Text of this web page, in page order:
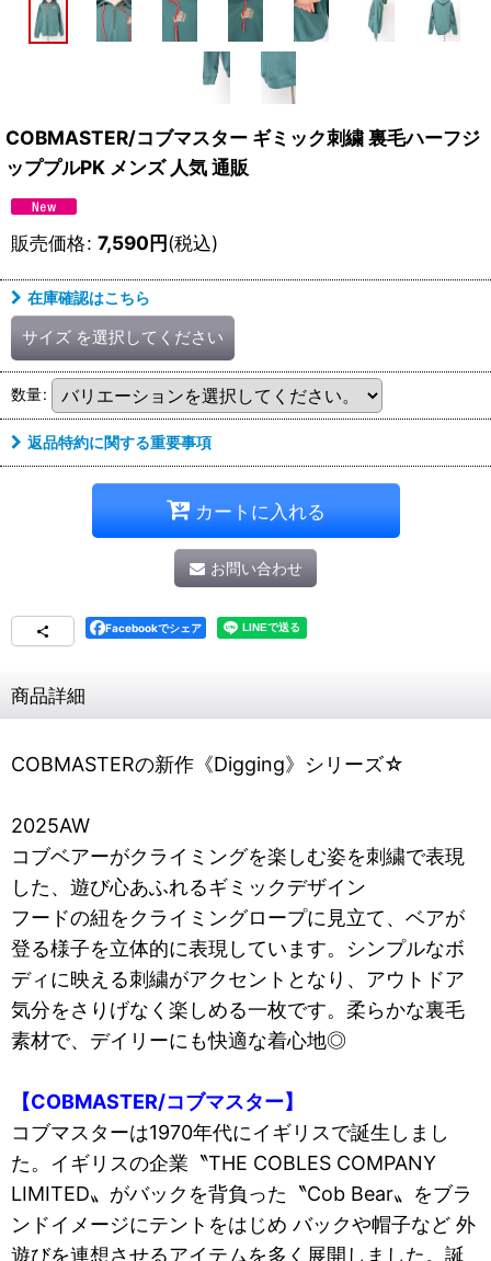
COBMASTER/コブマスター ギミック刺繍 裏毛ハーフジ
ッププルPK メンズ 人気 通販
販売価格: 7,590円(税込)
在庫確認はこちら
サイズ を選択してください
数量:
返品特約に関する重要事項
カートに入れる
お問い合わせ
Facebookでシェア
商品詳細
COBMASTERの新作《Digging》シリーズ☆
2025AW
コブベアーがクライミングを楽しむ姿を刺繍で表現
した、遊び心あふれるギミックデザイン
フードの紐をクライミングロープに見立て、ベアが
登る様子を立体的に表現しています。シンプルなボ
ディに映える刺繍がアクセントとなり、アウトドア
気分をさりげなく楽しめる一枚です。柔らかな裏毛
素材で、デイリーにも快適な着心地◎
【COBMASTER/コブマスター】
コブマスターは1970年代にイギリスで誕生しまし
た。イギリスの企業〝THE COBLES COMPANY
LIMITED〟がバックを背負った〝Cob Bear〟をブラ
ンドイメージにテントをはじめ バックや帽子など 外
遊びを連想させるアイテムを多く展開しました。誕